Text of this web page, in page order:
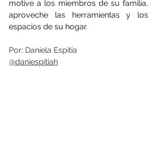
motive a los miembros de su familia,
aproveche las herramientas y los
espacios de su hogar.
Por: Daniela Espitia
@daniespitiah